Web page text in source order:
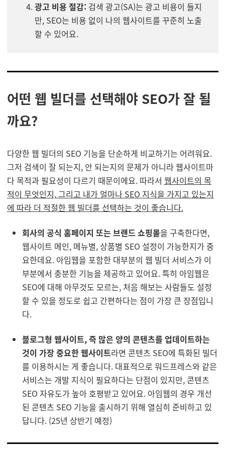
광고 비용 절감: 검색 광고(SA)는 광고 비용이 들지
만, SEO는 비용 없이 나의 웹사이트를 꾸준히 노출
할 수 있어요.
어떤 웹 빌더를 선택해야 SEO가 잘 될
까요?
다양한 웹 빌더의 SEO 기능을 단순하게 비교하기는 어려워요.
그저 검색이 잘 되는지, 안 되는지의 문제가 아니라 웹사이트마
다 목적과 필요성이 다르기 때문이에요. 따라서 웹사이트의 목
적이 무엇인지, 그리고 내가 얼마나 SEO 지식을 가지고 있는지
에 따라더 적절한 웹 빌더를 선택하는 것이 좋습니다.
회사의 공식 홈페이지 또는 브랜드 쇼핑몰을 구축한다면,
웹사이트 메인, 메뉴별, 상품별 SEO 설정이 가능한지가 중
요한데요. 아임웹을 포함한 대부분의 웹 빌더 서비스가 이
부분에서 충분한 기능을 제공하고 있어요. 특히 아임웹은
SEO에 대해 아무것도 모르는, 처음 해보는 사람들도 설정
할 수 있을 정도로 쉽고 간편하다는 점이 가장 큰 장점입니
다.
블로그형 웹사이트, 즉 많은 양의 콘텐츠를 업데이트하는
것이 가장 중요한 웹사이트라면 콘텐츠 SEO에 특화된 빌더
를 이용하시는 게 좋습니다. 대표적으로 워드프레스와 같은
서비스는 개발 지식이 필요하다는 단점이 있지만, 콘텐츠
SEO 자유도가 높아 호평받고 있어요. 아임웹의 경우 개선
된 콘텐츠 SEO 기능을 출시하기 위해 열심히 준비하고 있
답니다. (25년 상반기 예정)